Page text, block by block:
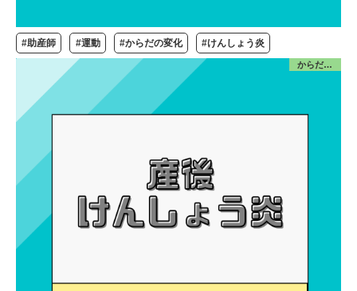
#助産師 #運動 #からだの変化 #けんしょう炎
からだ／産前産後